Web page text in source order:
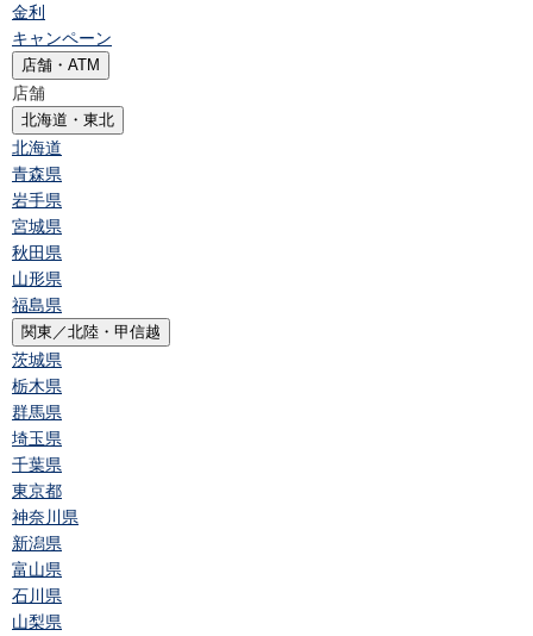
金利
キャンペーン
店舗・ATM
店舗
北海道・東北
北海道
青森県
岩手県
宮城県
秋田県
山形県
福島県
関東／北陸・甲信越
茨城県
栃木県
群馬県
埼玉県
千葉県
東京都
神奈川県
新潟県
富山県
石川県
山梨県